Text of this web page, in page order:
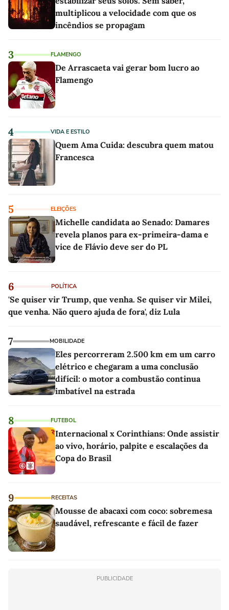
multiplicou a velocidade com que os
incêndios se propagam
3 FLAMENGO
De Arrascaeta vai gerar bom lucro ao
Flamengo
4 VIDA E ESTILO
Quem Ama Cuida: descubra quem matou
Francesca
5 ELEIÇÕES
Michelle candidata ao Senado: Damares
revela planos para ex-primeira-dama e
vice de Flávio deve ser do PL
6 POLÍTICA
'Se quiser vir Trump, que venha. Se quiser vir Milei,
que venha. Não quero ajuda de fora', diz Lula
7 MOBILIDADE
Eles percorreram 2.500 km em um carro
elétrico e chegaram a uma conclusão
difícil: o motor a combustão continua
imbatível na estrada
8 FUTEBOL
Internacional x Corinthians: Onde assistir
ao vivo, horário, palpite e escalações da
Copa do Brasil
9 RECEITAS
Mousse de abacaxi com coco: sobremesa
saudável, refrescante e fácil de fazer
PUBLICIDADE